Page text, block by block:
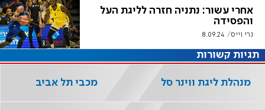
אחרי עשור: נתניה חזרה לליגת העל
והפסידה
נרי וייס 8.09.24
תגיות קשורות
מנהלת ליגת ווינר סל מכבי תל אביב